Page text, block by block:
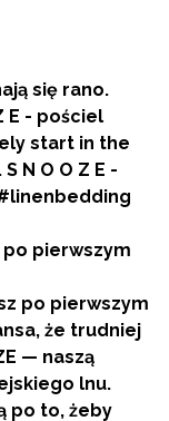
pierwszym